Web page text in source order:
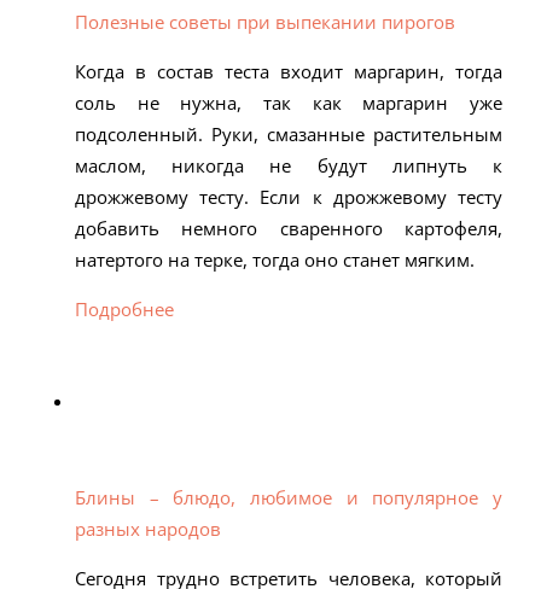
Полезные советы при выпекании пирогов
Когда в состав теста входит маргарин, тогда
соль не нужна, так как маргарин уже
подсоленный. Руки, смазанные растительным
маслом, никогда не будут липнуть к
дрожжевому тесту. Если к дрожжевому тесту
добавить немного сваренного картофеля,
натертого на терке, тогда оно станет мягким.
Подробнее
Блины – блюдо, любимое и популярное у
разных народов
Сегодня трудно встретить человека, который